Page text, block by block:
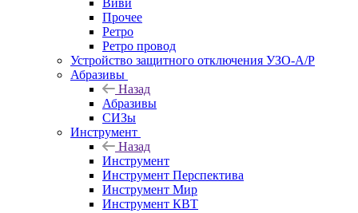
Виви
Прочее
Ретро
Ретро провод
Устройство защитного отключения УЗО-А/Р
Абразивы
Назад
Абразивы
СИЗы
Инструмент
Назад
Инструмент
Инструмент Перспектива
Инструмент Мир
Инструмент КВТ